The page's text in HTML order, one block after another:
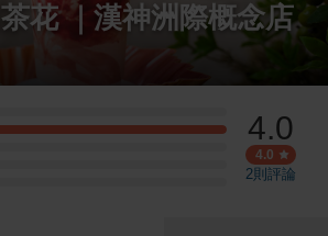
花 ｜漢神洲際概念店
4.0
4.0
2則評論